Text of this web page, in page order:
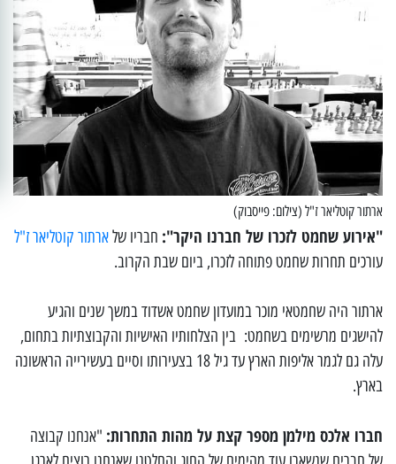
ארתור קוטליאר ז"ל (צילום: פייסבוק)
"אירוע שחמט לזכרו של חברנו היקר": חבריו שלארתור קוטליאר ז"ל
עורכים תחרות שחמט פתוחה לזכרו, ביום שבת הקרוב.
ארתור היה שחמטאי מוכר במועדון שחמט אשדוד במשך שנים והגיע
להישגים מרשימים בשחמט: בין הצלחותיו האישיות והקבוצתיות בתחום,
עלה גם לגמר אליפות הארץ עד גיל 18 בצעירותו וסיים בעשירייה הראשונה
בארץ.
חברו אלכס מילמן מספר קצת על מהות התחרות: "אנחנו קבוצה